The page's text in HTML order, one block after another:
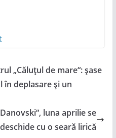
„Căluțul de mare“: șase
în deplasare și un
luna aprilie se
deschide cu o seară lirică